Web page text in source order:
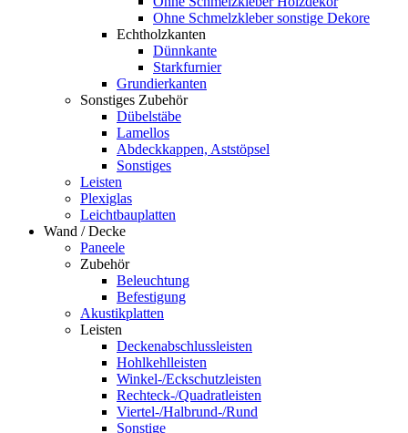
Ohne Schmelzkleber sonstige Dekore
Echtholzkanten
Dünnkante
Starkfurnier
Grundierkanten
Sonstiges Zubehör
Dübelstäbe
Lamellos
Abdeckkappen, Aststöpsel
Sonstiges
Leisten
Plexiglas
Leichtbauplatten
Wand / Decke
Paneele
Zubehör
Beleuchtung
Befestigung
Akustikplatten
Leisten
Deckenabschlussleisten
Hohlkehlleisten
Winkel-/Eckschutzleisten
Rechteck-/Quadratleisten
Viertel-/Halbrund-/Rund
Sonstige